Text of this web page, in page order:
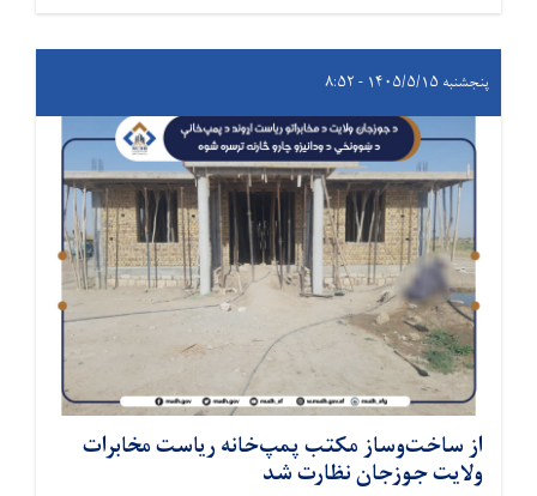
پنجشنبه ۱۴۰۵/۵/۱۵ - ۸:۵۲
از ساخت‌وساز مکتب پمپ‌خانه ریاست مخابرات
ولایت جوزجان نظارت شد